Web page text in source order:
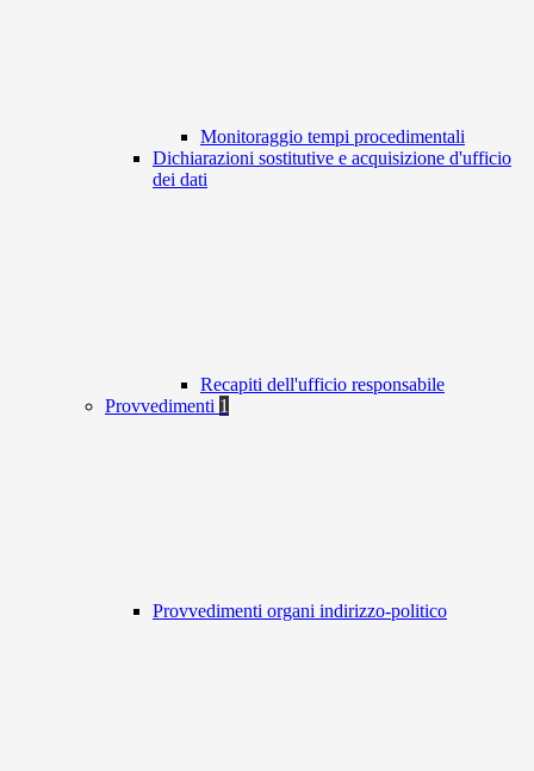
Monitoraggio tempi procedimentali
Dichiarazioni sostitutive e acquisizione d'ufficio
dei dati
Recapiti dell'ufficio responsabile
Provvedimenti 1
Provvedimenti organi indirizzo-politico